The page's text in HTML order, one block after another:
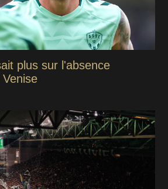
plus sur l'absence